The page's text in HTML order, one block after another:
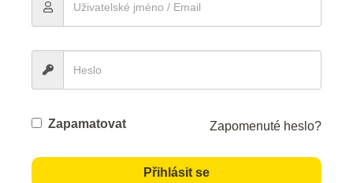
Zapamatovat Zapomenuté heslo?
Přihlásit se